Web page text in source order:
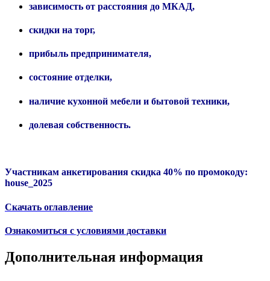
зависимость от расстояния до МКАД,
скидки на торг,
прибыль предпринимателя,
состояние отделки,
наличие кухонной мебели и бытовой техники,
долевая собственность.
Участникам анкетирования скидка 40% по промокоду:
house_2025
Скачать оглавление
Ознакомиться с условиями доставки
Дополнительная информация